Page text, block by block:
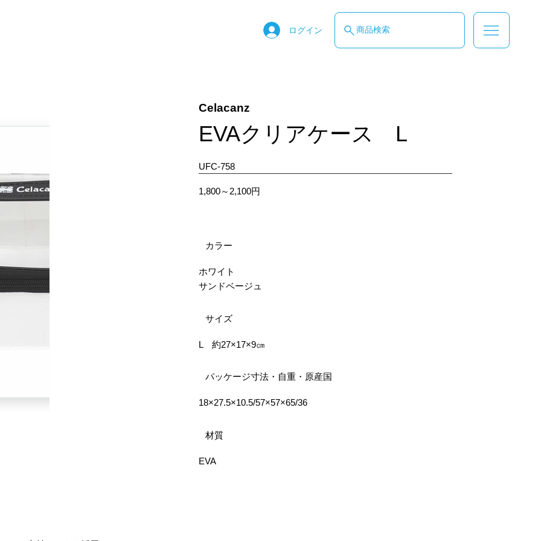
ログイン 商品検索
Celacanz
EVAクリアケース L
UFC-758
1,800～2,100円
カラー
ホワイト
サンドベージュ
サイズ
L 約27×17×9㎝
パッケージ寸法・自重・原産国
18×27.5×10.5/57×57×65/36
材質
EVA